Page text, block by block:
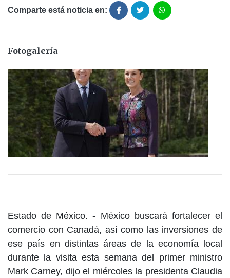
Comparte está noticia en:
Fotogalería
Estado de México. - México buscará fortalecer el
comercio con Canadá, así como las inversiones de
ese país en distintas áreas de la economía local
durante la visita esta semana del primer ministro
Mark Carney, dijo el miércoles la presidenta Claudia